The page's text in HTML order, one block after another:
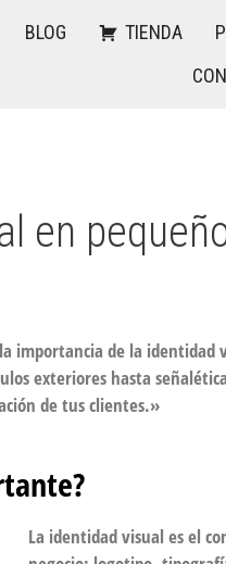
BLOG TIENDA
en
importancia de la
exteriores hasta
de tus clientes.»
La identidad visual es el